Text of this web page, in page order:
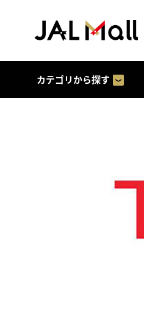
カテゴリから探す